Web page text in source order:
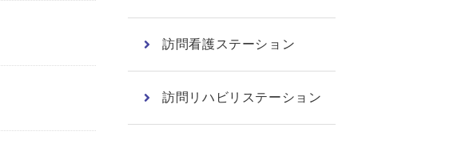
訪問看護ステーション
訪問リハビリステーション